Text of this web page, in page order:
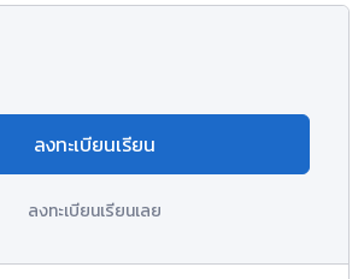
ลงทะเบียนเรียน
ลงทะเบียนเรียนเลย